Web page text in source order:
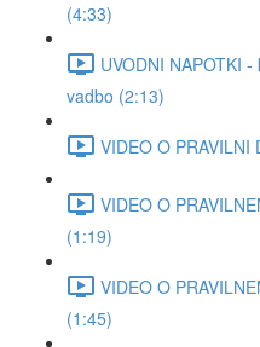
(4:33)
UVODNI NAPOTKI
vadbo (2:13)
VIDEO O PRAVILNI
VIDEO O
(1:19)
VIDEO O
(1:45)